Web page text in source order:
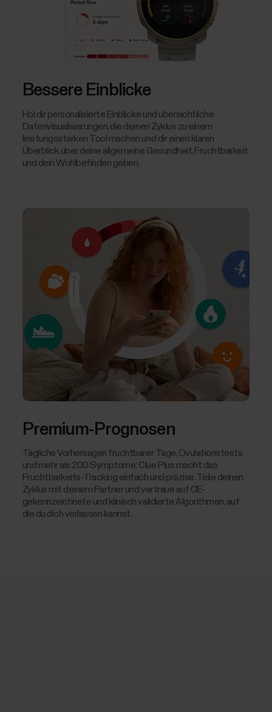
Bessere Einblicke
Hol dir personalisierte Einblicke und übersichtliche
Datenvisualisierungen, die deinen Zyklus zu einem
leistungsstarken Tool machen und dir einen klaren
Überblick über deine allgemeine Gesundheit, Fruchtbarkeit
und dein Wohlbefinden geben.
Premium-Prognosen
Tägliche Vorhersagen fruchtbarer Tage, Ovulationstests
und mehr als 200 Symptome: Clue Plus macht das
Fruchtbarkeits-Tracking einfach und präzise. Teile deinen
Zyklus mit deinem Partner und vertraue auf CE-
gekennzeichnete und klinisch validierte Algorithmen, auf
die du dich verlassen kannst.